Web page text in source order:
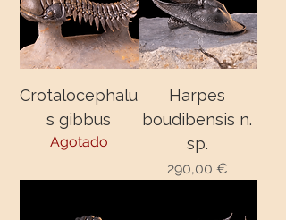
Crotalocephalu
s gibbus
Agotado
Harpes
boudibensis n.
sp.
Precio
290,00 €